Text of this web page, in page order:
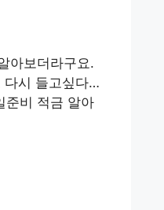
아보더라구요.
다시 들고싶다…
준비 적금 알아